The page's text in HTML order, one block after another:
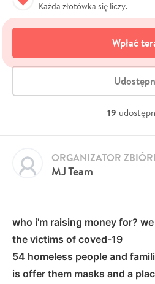
Każda złotówka się liczy.
Wpłać
19
MJ Team
ORGANIZATOR
who i'm raising money for? we
the victims of coved-19
54 homeless people and
is offer them masks and a